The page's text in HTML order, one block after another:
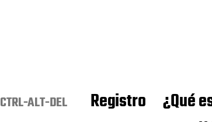
CTRL-ALT-DEL Registro ¿Qué